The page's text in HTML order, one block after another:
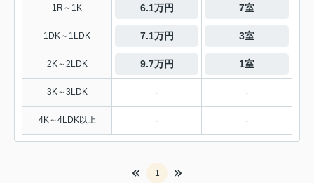
1R～1K 6.1万円 7室
1DK～1LDK 7.1万円 3室
2K～2LDK 9.7万円 1室
3K～3LDK - -
4K～4LDK以上 - -
1